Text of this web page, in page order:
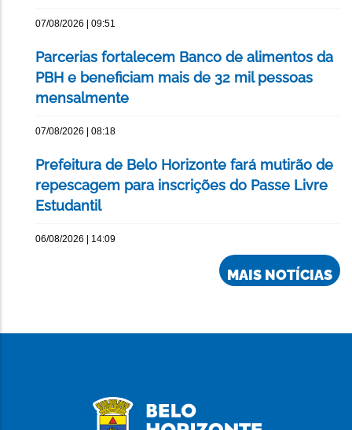
07/08/2026 | 09:51
Parcerias fortalecem Banco de alimentos da
PBH e beneficiam mais de 32 mil pessoas
mensalmente
07/08/2026 | 08:18
Prefeitura de Belo Horizonte fará mutirão de
repescagem para inscrições do Passe Livre
Estudantil
06/08/2026 | 14:09
MAIS NOTÍCIAS